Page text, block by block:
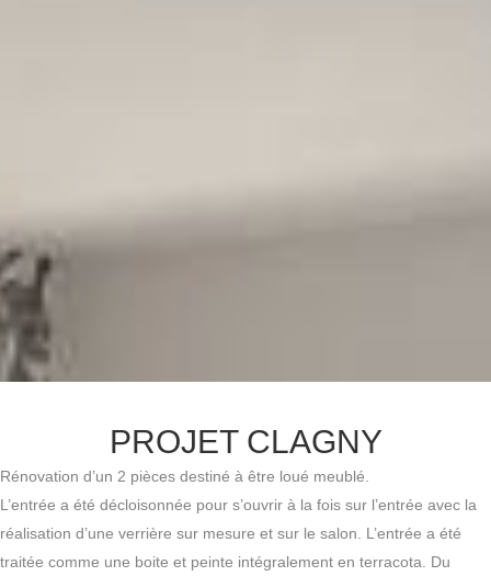
PROJET CLAGNY
Rénovation d’un 2 pièces destiné à être loué meublé.
L’entrée a été décloisonnée pour s’ouvrir à la fois sur l’entrée avec la
réalisation d’une verrière sur mesure et sur le salon. L’entrée a été
traitée comme une boite et peinte intégralement en terracota. Du